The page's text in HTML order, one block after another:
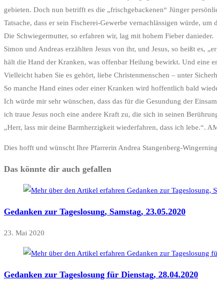
gebieten. Doch nun betrifft es die „frischgebackenen“ Jünger
Tatsache, dass er sein Fischerei-Gewerbe vernachlässigen würde,
Die Schwiegermutter, so erfahren wir, lag mit hohem Fieber danieder.
Simon und Andreas erzählten Jesus von ihr, und Jesus, so heißt es,
hält die Hand der Kranken, was offenbar Heilung bewirkt. Und eine
Vielleicht haben Sie es gehört, liebe Christenmenschen – unter
So manche Hand eines oder einer Kranken wird hoffentlich bald
Ich würde mir sehr wünschen, dass das für die Gesundung der
ich traue Jesus noch eine andere Kraft zu, die sich in seinen
„Herr, lass mir deine Barmherzigkeit wiederfahren, dass ich lebe.“.
Dies hofft und wünscht Ihre Pfarrerin Andrea Stangenberg-
Das könnte dir auch gefallen
Gedanken zur Tageslosung, Samstag, 23.05.2020
23. Mai 2020
Gedanken zur Tageslosung für Dienstag, 28.04.2020